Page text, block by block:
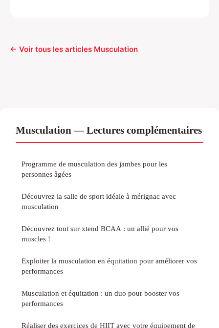
← Voir tous les articles Musculation
Musculation — Lectures complémentaires
Programme de musculation des jambes pour les
personnes âgées
Découvrez la salle de sport idéale à mérignac avec
musculation
Découvrez tout sur xtend BCAA : un allié pour vos
muscles !
Exploiter la musculation en équitation pour améliorer vos
performances
Musculation et équitation : un duo pour booster vos
performances
Réaliser des exercices de HIIT avec votre équipement de